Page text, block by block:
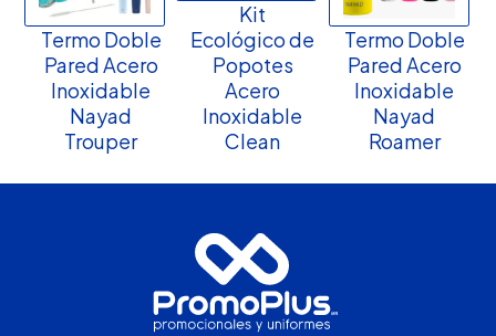
Termo Doble
Pared Acero
Inoxidable
Nayad
Trouper
Kit
Ecológico de
Popotes
Acero
Inoxidable
Clean
Termo Doble
Pared Acero
Inoxidable
Nayad
Roamer